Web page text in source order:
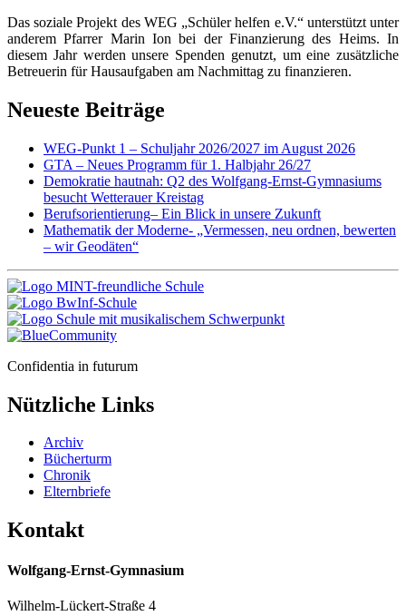
Das soziale Projekt des WEG „Schüler helfen e.V.“ unterstützt unter
anderem Pfarrer Marin Ion bei der Finanzierung des Heims. In
diesem Jahr werden unsere Spenden genutzt, um eine zusätzliche
Betreuerin für Hausaufgaben am Nachmittag zu finanzieren.
Neueste Beiträge
WEG-Punkt 1 – Schuljahr 2026/2027 im August 2026
GTA – Neues Programm für 1. Halbjahr 26/27
Demokratie hautnah: Q2 des Wolfgang-Ernst-Gymnasiums
besucht Wetterauer Kreistag
Berufsorientierung– Ein Blick in unsere Zukunft
Mathematik der Moderne- „Vermessen, neu ordnen, bewerten
– wir Geodäten“
Confidentia in futurum
Nützliche Links
Archiv
Bücherturm
Chronik
Elternbriefe
Kontakt
Wolfgang-Ernst-Gymnasium
Wilhelm-Lückert-Straße 4